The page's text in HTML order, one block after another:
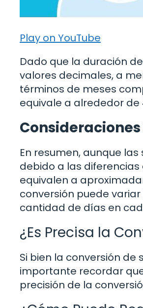
Play on YouTube
Dado que la duración
valores decimales, a
términos de meses
equivale a alrededor de
En resumen, aunque
debido a las
equivalen a
conversión puede
cantidad de días en
¿Es Precisa la
Si bien la conversión
importante recordar
precisión de la